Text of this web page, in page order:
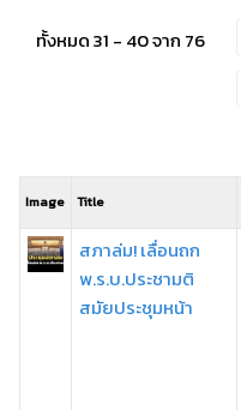
ทั้งหมด 31 - 40 จาก 76
Image Title
สภาล่ม! เลื่อนถก
พ.ร.บ.ประชามติ
สมัยประชุมหน้า